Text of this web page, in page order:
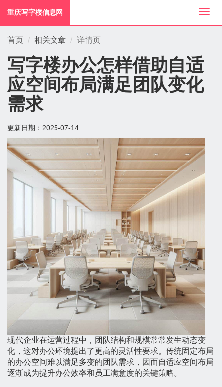
切
换
重庆写字楼信息网
首页 相关文章 详情页
写字楼办公怎样借助自适
应空间布局满足团队变化
需求
更新日期： 2025-07-14
现代企业在运营过程中，团队结构和规模常常发生动态变
化，这对办公环境提出了更高的灵活性要求。传统固定布局
的办公空间难以满足多变的团队需求，因而自适应空间布局
逐渐成为提升办公效率和员工满意度的关键策略。